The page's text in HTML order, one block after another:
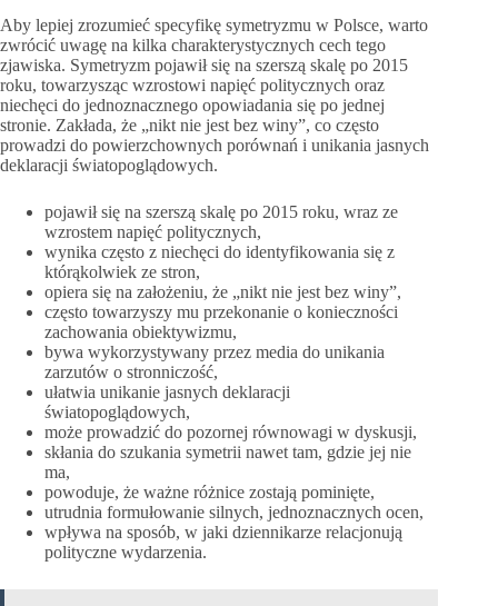
Aby lepiej zrozumieć specyfikę symetryzmu w Polsce, warto
zwrócić uwagę na kilka charakterystycznych cech tego
zjawiska. Symetryzm pojawił się na szerszą skalę po 2015
roku, towarzysząc wzrostowi napięć politycznych oraz
niechęci do jednoznacznego opowiadania się po jednej
stronie. Zakłada, że „nikt nie jest bez winy”, co często
prowadzi do powierzchownych porównań i unikania jasnych
deklaracji światopoglądowych.
pojawił się na szerszą skalę po 2015 roku, wraz ze
wzrostem napięć politycznych,
wynika często z niechęci do identyfikowania się z
którąkolwiek ze stron,
opiera się na założeniu, że „nikt nie jest bez winy”,
często towarzyszy mu przekonanie o konieczności
zachowania obiektywizmu,
bywa wykorzystywany przez media do unikania
zarzutów o stronniczość,
ułatwia unikanie jasnych deklaracji
światopoglądowych,
może prowadzić do pozornej równowagi w dyskusji,
skłania do szukania symetrii nawet tam, gdzie jej nie
ma,
powoduje, że ważne różnice zostają pominięte,
utrudnia formułowanie silnych, jednoznacznych ocen,
wpływa na sposób, w jaki dziennikarze relacjonują
polityczne wydarzenia.